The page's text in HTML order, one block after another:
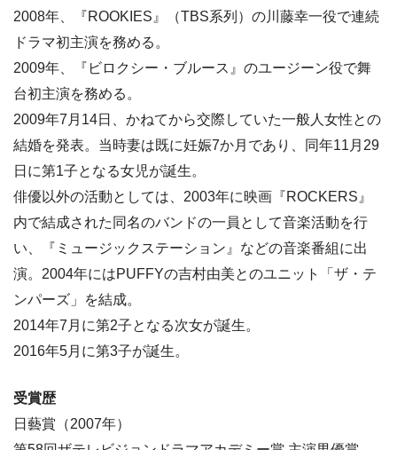
2008年、『ROOKIES』（TBS系列）の川藤幸一役で連続
ドラマ初主演を務める。
2009年、『ビロクシー・ブルース』のユージーン役で舞
台初主演を務める。
2009年7月14日、かねてから交際していた一般人女性との
結婚を発表。当時妻は既に妊娠7か月であり、同年11月29
日に第1子となる女児が誕生。
俳優以外の活動としては、2003年に映画『ROCKERS』
内で結成された同名のバンドの一員として音楽活動を行
い、『ミュージックステーション』などの音楽番組に出
演。2004年にはPUFFYの吉村由美とのユニット「ザ・テ
ンパーズ」を結成。
2014年7月に第2子となる次女が誕生。
2016年5月に第3子が誕生。
受賞歴
日藝賞（2007年）